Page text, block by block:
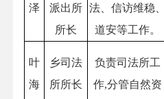
泽
派出所
所长
法、信访维稳、
道安等工作。
叶
海
乡司法
所所长
负责司法所工
作,分管自然资